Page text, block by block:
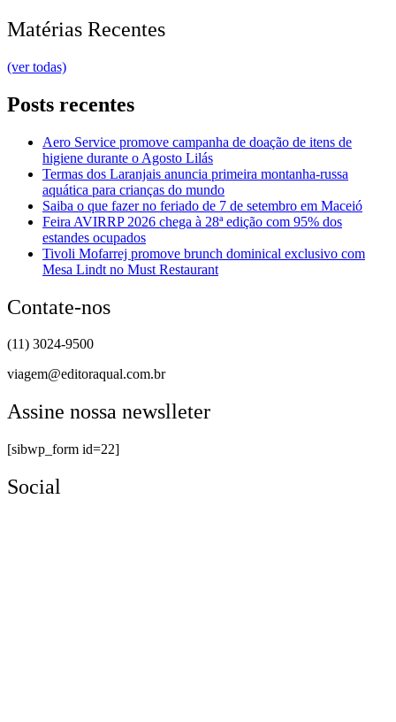
Matérias Recentes
(ver todas)
Posts recentes
Aero Service promove campanha de doação de itens de
higiene durante o Agosto Lilás
Termas dos Laranjais anuncia primeira montanha-russa
aquática para crianças do mundo
Saiba o que fazer no feriado de 7 de setembro em Maceió
Feira AVIRRP 2026 chega à 28ª edição com 95% dos
estandes ocupados
Tivoli Mofarrej promove brunch dominical exclusivo com
Mesa Lindt no Must Restaurant
Contate-nos
(11) 3024-9500
viagem@editoraqual.com.br
Assine nossa newslleter
[sibwp_form id=22]
Social